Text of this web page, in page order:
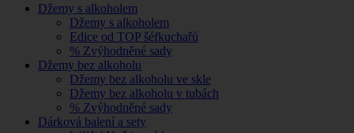
Džemy s alkoholem
Džemy s alkoholem
Edice od TOP šéfkuchařů
% Zvýhodněné sady
Džemy bez alkoholu
Džemy bez alkoholu ve skle
Džemy bez alkoholu v tubách
% Zvýhodněné sady
Dárková balení a sety